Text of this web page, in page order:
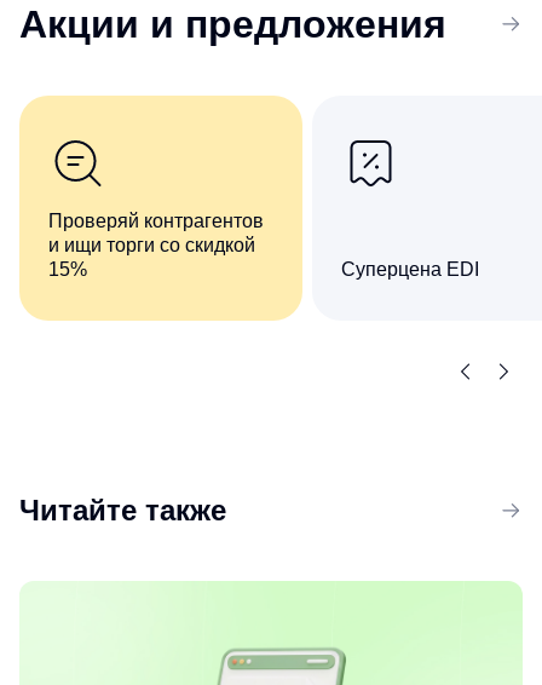
Акции и предложения
Проверяй контрагентов
и ищи торги со скидкой
15%
о компаниях и владельцах
Суперцена EDI
с контрагентами
Читайте также